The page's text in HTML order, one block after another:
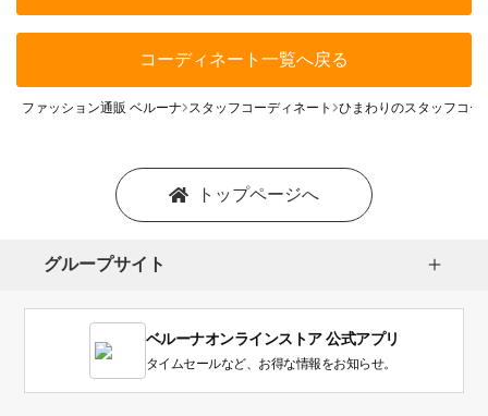
コーディネート一覧へ戻る
ファッション通販 ベルーナ スタッフコーディネート ひまわりのスタッフコー
トップページへ
グループサイト
ベルーナオンラインストア 公式アプリ
タイムセールなど、お得な情報をお知らせ。